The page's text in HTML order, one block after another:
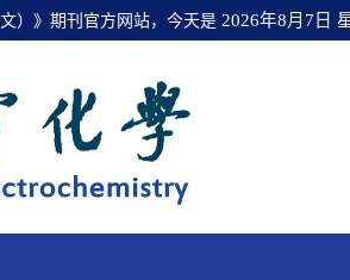
）》期刊官方网站，今天是 2026年8月7日